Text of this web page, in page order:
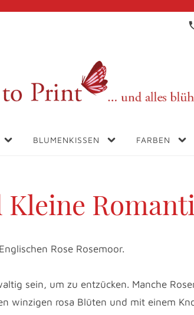
BLUMENKISSEN FARBEN
Kleine
Rose Rosemoor.
sein, um zu entzücken. Manche
winzigen rosa Blüten und mit einem